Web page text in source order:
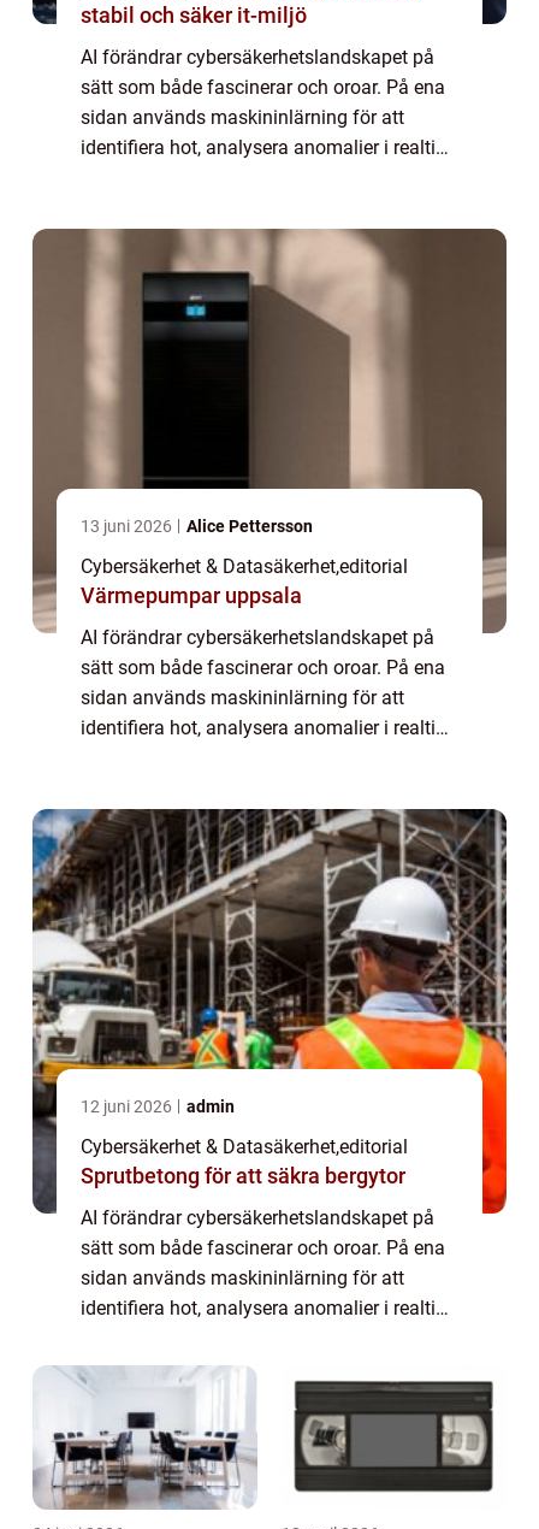
stabil och säker it-miljö
AI förändrar cybersäkerhetslandskapet på
sätt som både fascinerar och oroar. På ena
sidan används maskininlärning för att
identifiera hot, analysera anomalier i realtid
13 juni 2026 Alice Pettersson
Cybersäkerhet & Datasäkerhet,editorial
Värmepumpar uppsala
AI förändrar cybersäkerhetslandskapet på
sätt som både fascinerar och oroar. På ena
sidan används maskininlärning för att
identifiera hot, analysera anomalier i realtid
12 juni 2026 admin
Cybersäkerhet & Datasäkerhet,editorial
Sprutbetong för att säkra bergytor
AI förändrar cybersäkerhetslandskapet på
sätt som både fascinerar och oroar. På ena
sidan används maskininlärning för att
identifiera hot, analysera anomalier i realtid